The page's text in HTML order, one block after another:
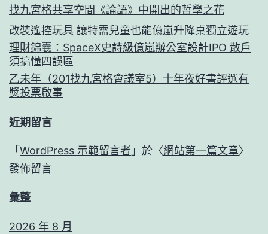
找九宮格共享空間《論語》中開出的哲學之花
改裝遙控玩具 讓特需兒童也能億嵐升降桌獨立遊玩
理財錦囊：SpaceX史詩級億嵐辦公室設計IPO 散戶
須搞懂四誤區
乙未年（201找九宮格會議室5）十年夜好書評選有
獎投票啟事
近期留言
「 WordPress 示範留言者 」於〈網站第一篇文章〉
發佈留言
彙整
2026 年 8 月